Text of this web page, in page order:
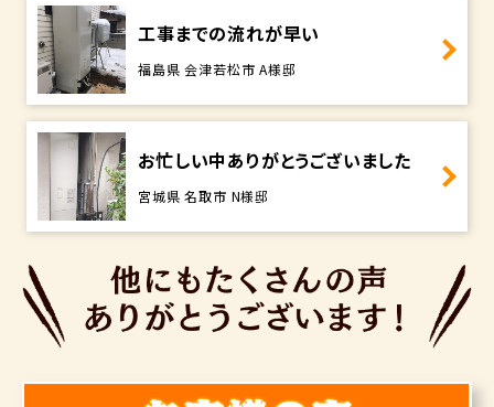
工事までの流れが早い
福島県 会津若松市 A様邸
お忙しい中ありがとうございました
宮城県 名取市 N様邸